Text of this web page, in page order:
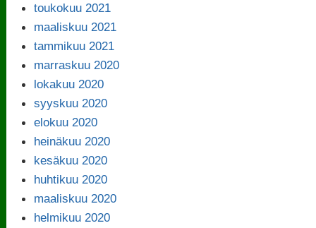
toukokuu 2021
maaliskuu 2021
tammikuu 2021
marraskuu 2020
lokakuu 2020
syyskuu 2020
elokuu 2020
heinäkuu 2020
kesäkuu 2020
huhtikuu 2020
maaliskuu 2020
helmikuu 2020